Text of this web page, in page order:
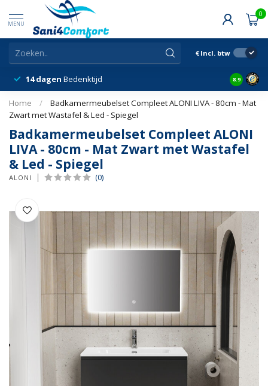
MENU
0
€ Incl. btw
14 dagen Bedenktijd Snelle
8.9
Home /
Badkamermeubelset Compleet ALONI LIVA - 80cm - Mat
Zwart met Wastafel & Led - Spiegel
Badkamermeubelset Compleet ALONI
LIVA - 80cm - Mat Zwart met Wastafel
& Led - Spiegel
ALONI (0)